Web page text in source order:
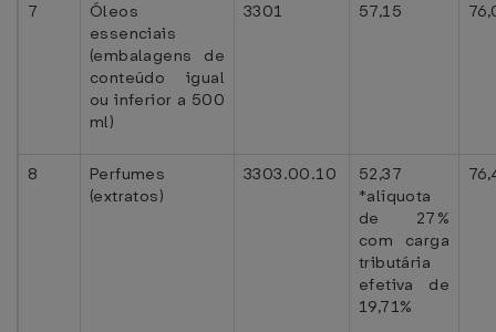
7
Óleos
essenciais
(embalagens de
conteúdo igual
ou inferior a 500
ml)
3301 57,15
8
Perfumes
(extratos)
3303.00.10
52,37
*alíquota
de 27%
com carga
tributária
efetiva de
19,71%